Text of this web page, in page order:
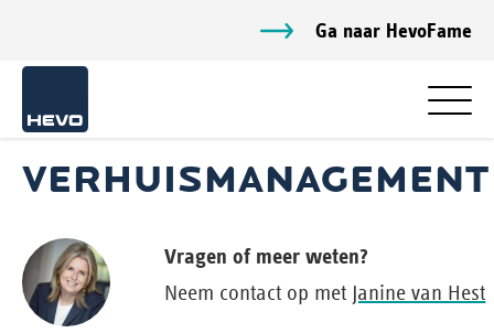
Ga naar HevoFame
VERHUISMANAGEMENT
Vragen of meer weten?
Neem contact op met Janine van Hest